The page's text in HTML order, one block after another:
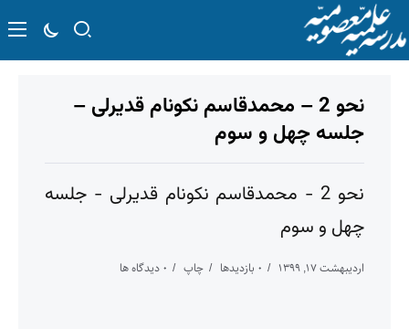
نحو 2 – محمدقاسم نکونام قدیرلی –
جلسه چهل و سوم
نحو 2 - محمدقاسم نکونام قدیرلی - جلسه
چهل و سوم
اردیبهشت 17, 1399 0 بازدیدها چاپ 0 دیدگاه ها